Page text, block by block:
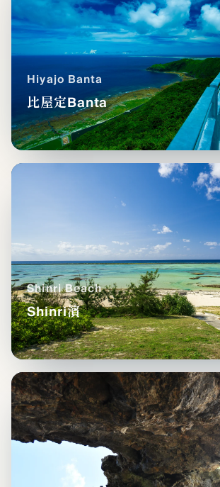
Hiyajo Banta
比屋定Banta
Shinri Beach
Shinri濱